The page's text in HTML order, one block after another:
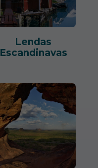
Lendas
Escandinavas